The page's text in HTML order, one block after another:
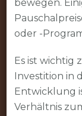
bewegen.
oder -
Es ist wichtig
Investition in
Entwicklung
Verhältnis